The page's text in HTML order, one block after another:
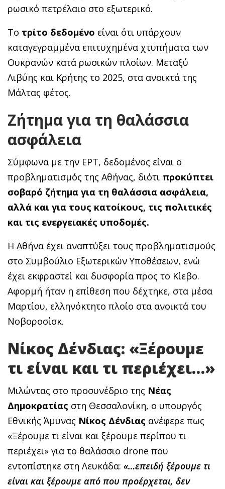
ρωσικό πετρέλαιο στο εξωτερικό.
Το τρίτο δεδομένο είναι ότι υπάρχουν
καταγεγραμμένα επιτυχημένα χτυπήματα των
Ουκρανών κατά ρωσικών πλοίων. Μεταξύ
Λιβύης και Κρήτης το 2025, στα ανοικτά της
Μάλτας φέτος.
Ζήτημα για τη θαλάσσια
ασφάλεια
Σύμφωνα με την ΕΡΤ, δεδομένος είναι ο
προβληματισμός της Αθήνας, διότι προκύπτει
σοβαρό ζήτημα για τη θαλάσσια ασφάλεια,
αλλά και για τους κατοίκους, τις πολιτικές
και τις ενεργειακές υποδομές.
Η Αθήνα έχει αναπτύξει τους προβληματισμούς
στο Συμβούλιο Εξωτερικών Υποθέσεων, ενώ
έχει εκφραστεί και δυσφορία προς το Κίεβο.
Αφορμή ήταν η επίθεση που δέχτηκε, στα μέσα
Μαρτίου, ελληνόκτητο πλοίο στα ανοικτά του
Νοβοροσίσκ.
Νίκος Δένδιας: «Ξέρουμε
τι είναι και τι περιέχει…»
Μιλώντας στο προσυνέδριο της Νέας
Δημοκρατίας στη Θεσσαλονίκη, ο υπουργός
Εθνικής Άμυνας Νίκος Δένδιας ανέφερε πως
«Ξέρουμε τι είναι και ξέρουμε περίπου τι
περιέχει» για το θαλάσσιο drone που
εντοπίστηκε στη Λευκάδα: «…επειδή ξέρουμε τι
είναι και ξέρουμε από που προέρχεται, δεν